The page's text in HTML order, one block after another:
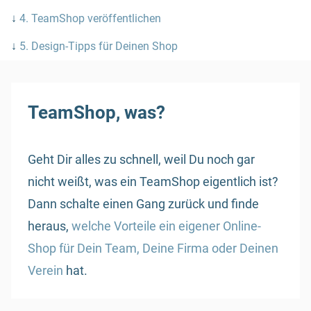
↓ 4. TeamShop veröffentlichen
↓ 5. Design-Tipps für Deinen Shop
TeamShop, was?
Geht Dir alles zu schnell, weil Du noch gar
nicht weißt, was ein TeamShop eigentlich ist?
Dann schalte einen Gang zurück und finde
heraus, welche Vorteile ein eigener Online-
Shop für Dein Team, Deine Firma oder Deinen
Verein hat.